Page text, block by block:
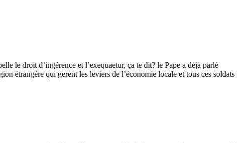
le droit d’ingérence et l’exequaetur, ça te dit? le Pape a déjà parlé
étrangère qui gerent les leviers de l’économie locale et tous ces soldats